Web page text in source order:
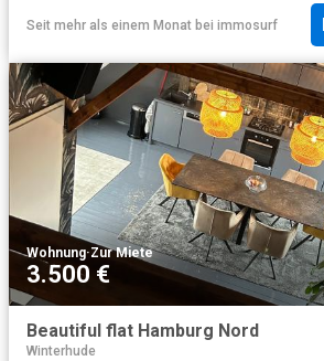
Seit mehr als einem Monat bei immosurf
Wohnung·Zur Miete
3.500 €
Beautiful flat Hamburg Nord
Winterhude